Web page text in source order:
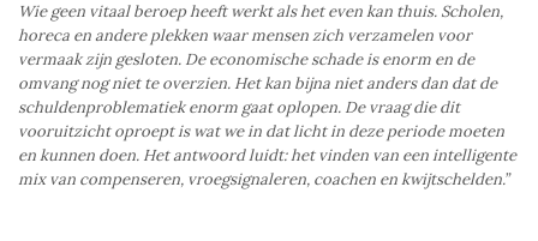
Wie geen vitaal beroep heeft werkt als het even kan thuis. Scholen,
horeca en andere plekken waar mensen zich verzamelen voor
vermaak zijn gesloten. De economische schade is enorm en de
omvang nog niet te overzien. Het kan bijna niet anders dan dat de
schuldenproblematiek enorm gaat oplopen. De vraag die dit
vooruitzicht oproept is wat we in dat licht in deze periode moeten
en kunnen doen. Het antwoord luidt: het vinden van een intelligente
mix van compenseren, vroegsignaleren, coachen en kwijtschelden.”